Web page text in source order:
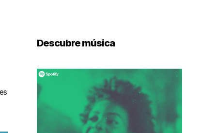
Descubre música